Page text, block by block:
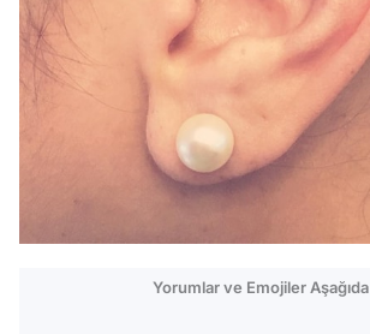
Yorumlar ve Emojiler Aşağıda